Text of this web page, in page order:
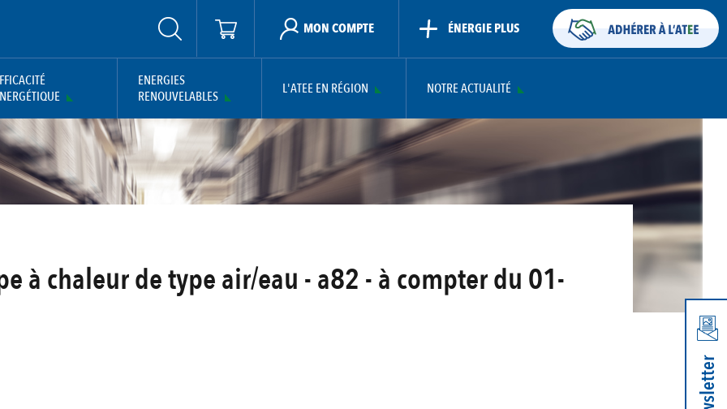
MON COMPTE ÉNERGIE PLUS
ENERGIES
RENOUVELABLES
L'ATEE EN RÉGION NOTRE ACTUALITÉ
à chaleur de type air/eau - a82 - à compter du 01-